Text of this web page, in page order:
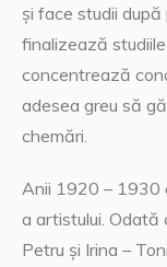
și face studii
finalizează
concentrează
adesea greu să
chemări.
Anii 1920 – 1930
a artistului. Odată
Petru și Irina –